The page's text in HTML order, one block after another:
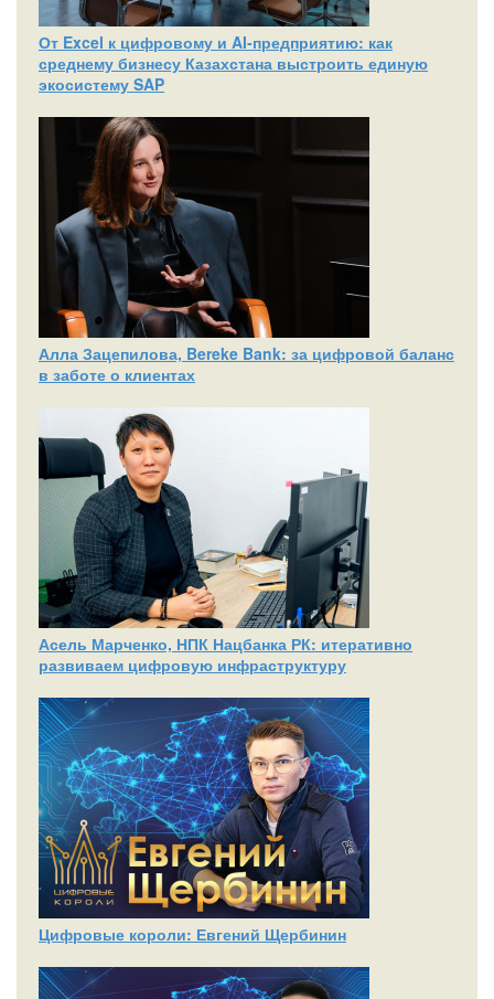
От Excel к цифровому и AI‑предприятию: как
среднему бизнесу Казахстана выстроить единую
экосистему SAP
Алла Зацепилова, Bereke Bank: за цифровой баланс
в заботе о клиентах
Асель Марченко, НПК Нацбанка РК: итеративно
развиваем цифровую инфраструктуру
Цифровые короли: Евгений Щербинин